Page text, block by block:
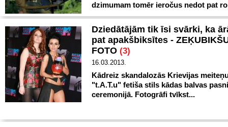
dzimumam tomēr ieročus nedot pat
Dziedātājām tik īsi svārki, ka
pat apakšbiksītes -
FOTO (3)
16.03.2013.
Kādreiz skandalozās Krievijas
"t.A.T.u" fetiša stils kādas balvas
ceremonijā. Fotogrāfi tvīkst...